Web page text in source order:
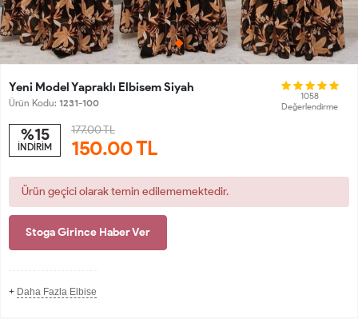
Yeni Model Yapraklı Elbisem Siyah
Ürün Kodu: 1231-100
1058
Değerlendirme
%15
İNDİRİM
177.00 TL
150.00TL
Ürün geçici olarak temin edilememektedir.
Stoga Girince Haber Ver
+ Daha Fazla Elbise